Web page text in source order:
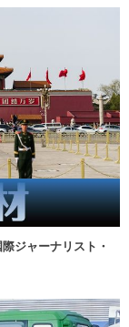
ジャーナリスト・